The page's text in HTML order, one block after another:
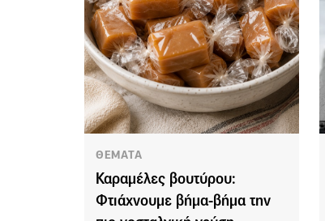
ΘΕΜΑΤΑ
Καραμέλες βουτύρου:
Φτιάχνουμε βήμα-βήμα την